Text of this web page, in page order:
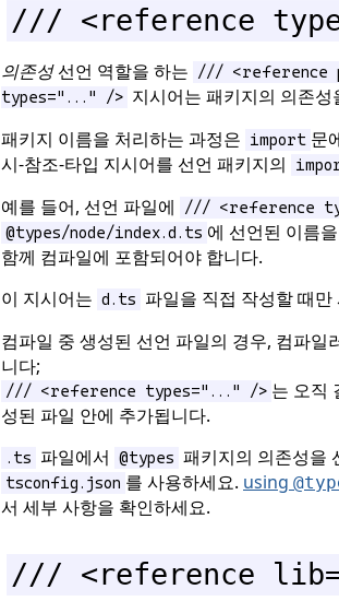
/// <reference
의존성선언 역할을 하는 /// <reference
types="..." /> 지시어는 패키지의 의존성
패키지 이름을 처리하는 과정은
import 문
시-참조-타입 지시어를 선언 패키지의
예를 들어, 선언 파일에
/// <reference
@types/node/index.d.ts 에 선언된 이름
함께 컴파일에 포함되어야 합니다.
이 지시어는 d.ts
파일을 직접 작성할 때만
컴파일 중 생성된 선언 파일의 경우, 컴파일
니다;
/// <reference types="..." /> 는 오직
성된 파일 안에 추가됩니다.
.ts 파일에서 @types 패키지의 의존성을
tsconfig.json 를 사용하세요. using
서 세부 사항을 확인하세요.
/// <reference